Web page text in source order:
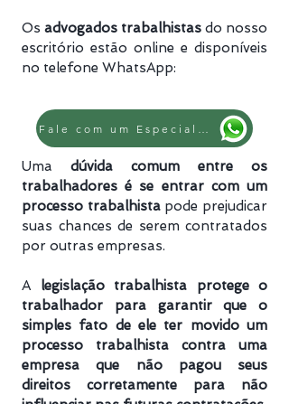
Os advogados trabalhistas do nosso
escritório estão online e disponíveis
no telefone WhatsApp:
Uma dúvida comum entre os
trabalhadores é se entrar com um
processo trabalhistapode prejudicar
suas chances de serem contratados
por outras empresas.
A legislação trabalhista protege o
trabalhador para garantir que o
simples fato de ele ter movido um
processo trabalhista
contra uma
empresa que não pagou seus
direitos corretamente para não